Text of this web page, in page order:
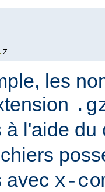
. Z
les
à l'aide
avec x-